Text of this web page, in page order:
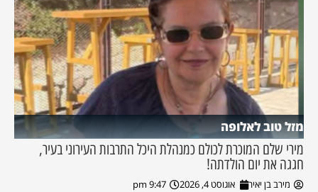
מזל טוב לאלופה
מירי שלם המוכרת לכולם כמנהלת היכל התרבות העירוני בעיר,
חגגה את יום הולדתה!
מירב בן יאיר אוגוסט 4, 2026 9:47 pm